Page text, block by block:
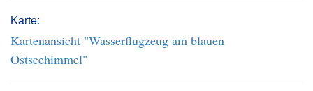
Karte:
Kartenansicht "Wasserflugzeug am blauen
Ostseehimmel"